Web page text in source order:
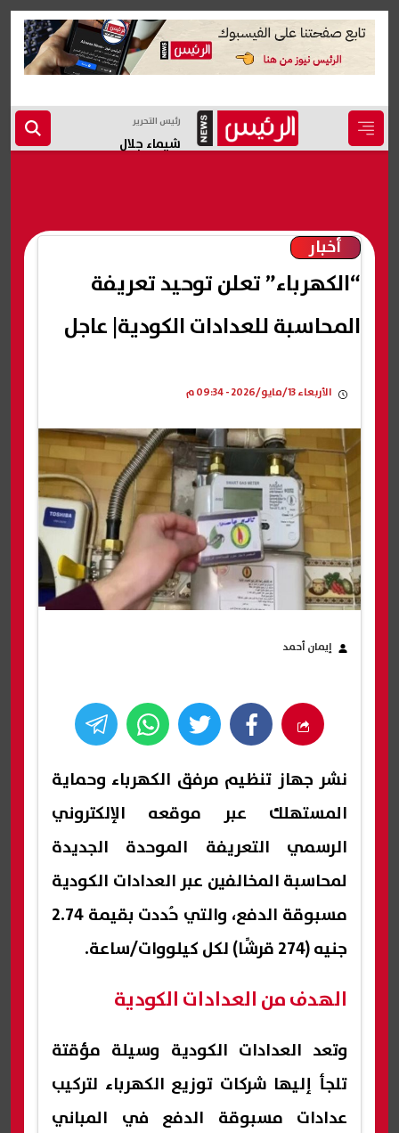
رئيس التحرير
شيماء جلال
أخبار
“الكهرباء” تعلن توحيد تعريفة
المحاسبة للعدادات الكودية| عاجل
الأربعاء 13/مايو/2026 - 09:34 م
إيمان أحمد
نشر جهاز تنظيم مرفق الكهرباء وحماية
المستهلك عبر موقعه الإلكتروني
الرسمي التعريفة الموحدة الجديدة
لمحاسبة المخالفين عبر العدادات الكودية
مسبوقة الدفع، والتي حُددت بقيمة 2.74
جنيه (274 قرشًا) لكل كيلووات/ساعة.
الهدف من العدادات الكودية
وتعد العدادات الكودية وسيلة مؤقتة
تلجأ إليها شركات توزيع الكهرباء لتركيب
عدادات مسبوقة الدفع في المباني